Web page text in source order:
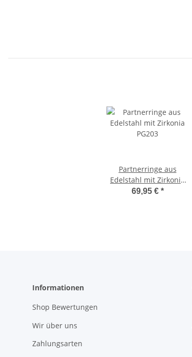
Partnerringe aus
Edelstahl mit Zirkonia
PG203
69,95 € *
Informationen
Shop Bewertungen
Wir über uns
Zahlungsarten